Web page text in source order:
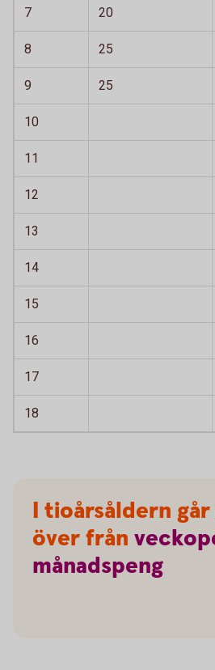
7 20
8 25
9 25
10
11
12
13
14
15
16
17
18
I tioårsåldern går
över från
månadspeng